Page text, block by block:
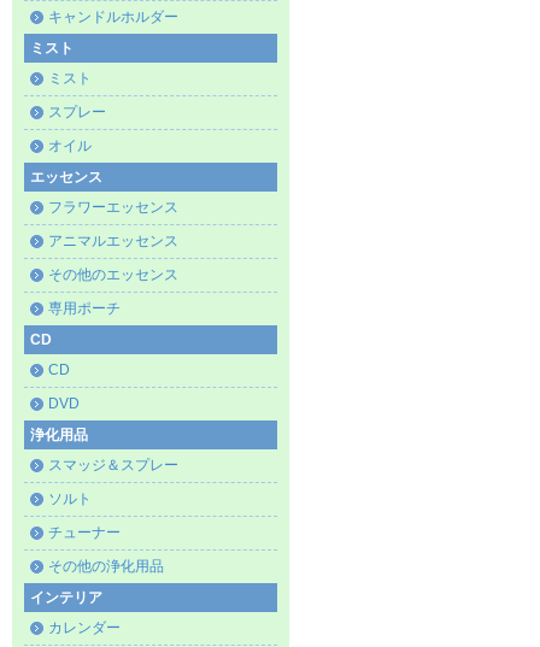
キャンドルホルダー
ミスト
ミスト
スプレー
オイル
エッセンス
フラワーエッセンス
アニマルエッセンス
その他のエッセンス
専用ポーチ
CD
CD
DVD
浄化用品
スマッジ＆スプレー
ソルト
チューナー
その他の浄化用品
インテリア
カレンダー